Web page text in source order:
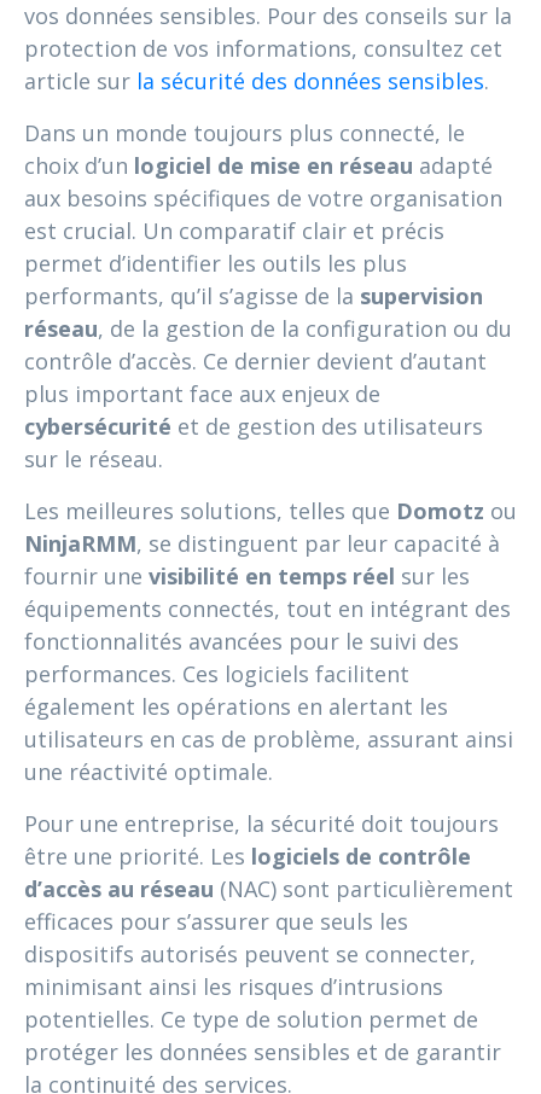
vos données sensibles. Pour des conseils sur la
protection de vos informations, consultez cet
article sur la sécurité des données sensibles.
Dans un monde toujours plus connecté, le
choix d’un logiciel de mise en réseau adapté
aux besoins spécifiques de votre organisation
est crucial. Un comparatif clair et précis
permet d’identifier les outils les plus
performants, qu’il s’agisse de la supervision
réseau, de la gestion de la configuration ou du
contrôle d’accès. Ce dernier devient d’autant
plus important face aux enjeux de
cybersécurité et de gestion des utilisateurs
sur le réseau.
Les meilleures solutions, telles que Domotz ou
NinjaRMM, se distinguent par leur capacité à
fournir une visibilité en temps réel sur les
équipements connectés, tout en intégrant des
fonctionnalités avancées pour le suivi des
performances. Ces logiciels facilitent
également les opérations en alertant les
utilisateurs en cas de problème, assurant ainsi
une réactivité optimale.
Pour une entreprise, la sécurité doit toujours
être une priorité. Les logiciels de contrôle
d’accès au réseau (NAC) sont particulièrement
efficaces pour s’assurer que seuls les
dispositifs autorisés peuvent se connecter,
minimisant ainsi les risques d’intrusions
potentielles. Ce type de solution permet de
protéger les données sensibles et de garantir
la continuité des services.